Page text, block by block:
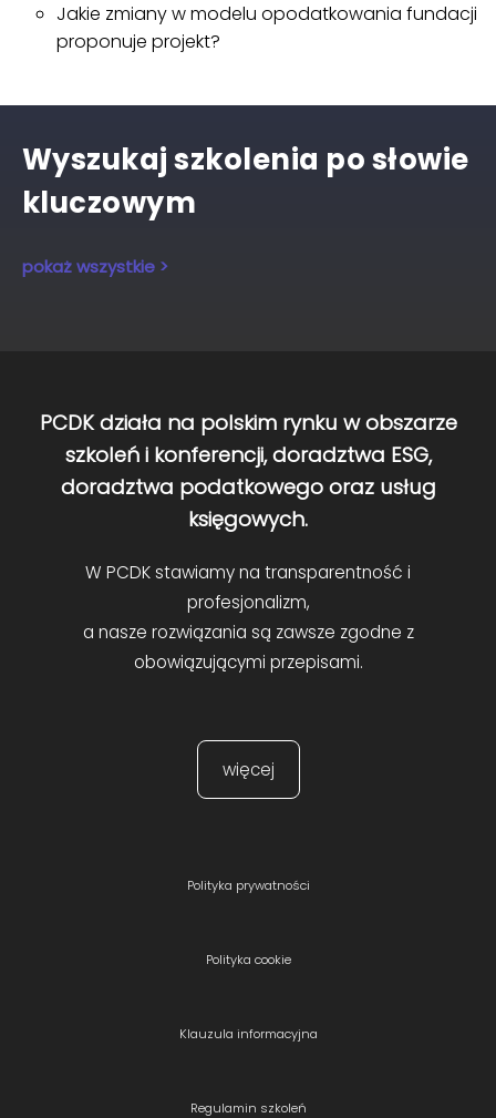
Jakie zmiany w modelu opodatkowania fundacji
proponuje projekt?
Wyszukaj szkolenia po słowie
kluczowym
pokaż wszystkie >
PCDK działa na polskim rynku w obszarze
szkoleń i konferencji, doradztwa ESG,
doradztwa podatkowego oraz usług
księgowych.
W PCDK stawiamy na transparentność i
profesjonalizm,
a nasze rozwiązania są zawsze zgodne z
obowiązującymi przepisami.
więcej
Polityka prywatności
Polityka cookie
Klauzula informacyjna
Regulamin szkoleń